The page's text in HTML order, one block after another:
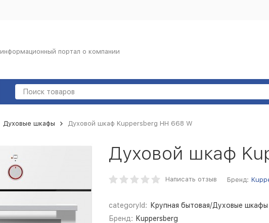
информационный портал о компании
Духовые шкафы Духовой шкаф Kuppersberg HH 668 W
Духовой шкаф
Написать отзыв Бренд:
categoryId:
Крупная бытовая/Духовые шкафы
Бренд: Kuppersberg